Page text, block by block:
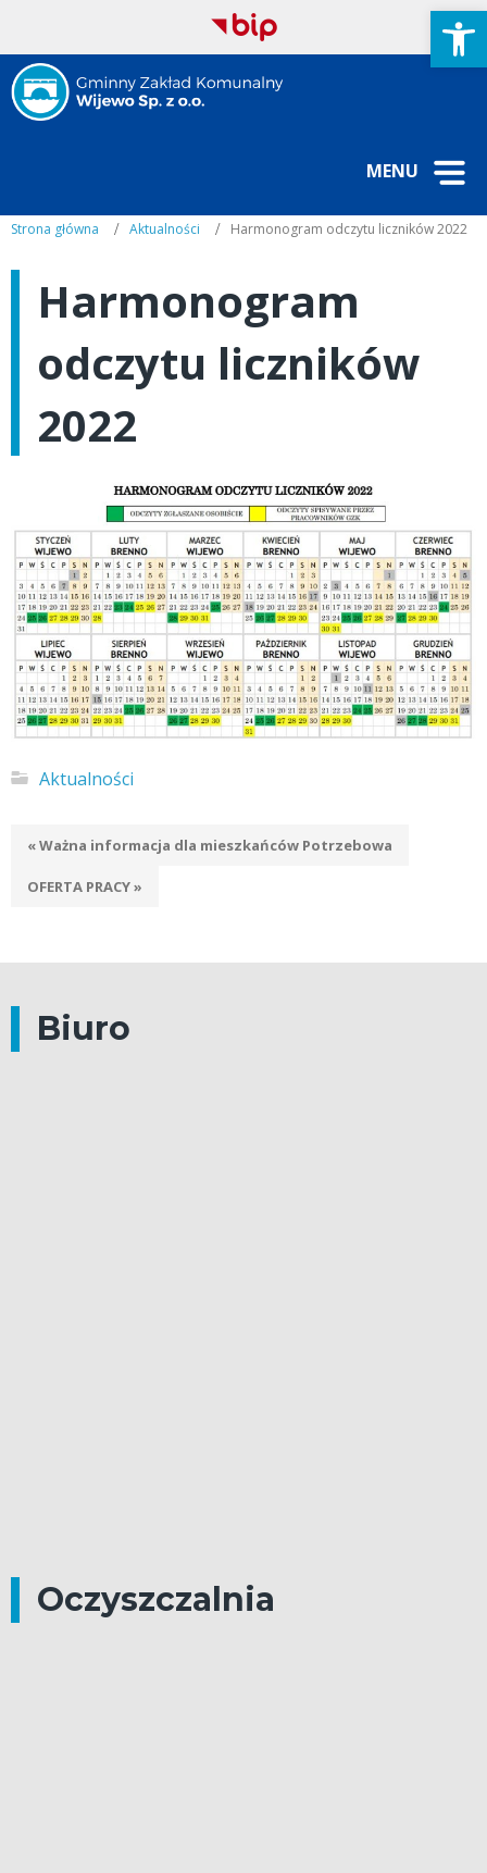
MENU
Strona główna Aktualności Harmonogram odczytu liczników 2022
Harmonogram
odczytu liczników
2022
Aktualności
« Ważna informacja dla mieszkańców Potrzebowa
OFERTA PRACY »
Biuro
Oczyszczalnia